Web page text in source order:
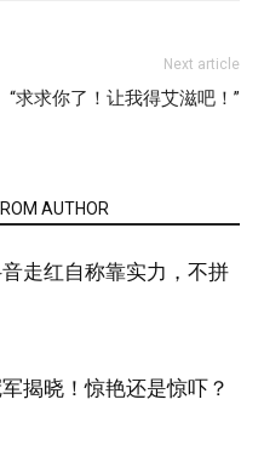
Next article
“求求你了！让我得艾滋吧！”
AUTHOR
走红自称靠实力，不拼
揭晓！惊艳还是惊吓？